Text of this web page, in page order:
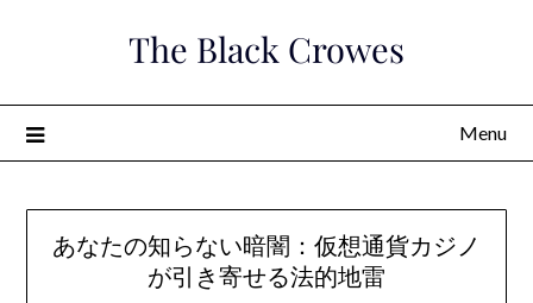
The Black Crowes
Menu
あなたの知らない暗闇：仮想通貨カジノ
が引き寄せる法的地雷